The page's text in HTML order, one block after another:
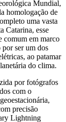
Mundial,
homologação de
uma vasta
Catarina, esse
comum em marco
ser um dos
ao patamar
do clima.
por fotógrafos
com o
precisão
Lightning